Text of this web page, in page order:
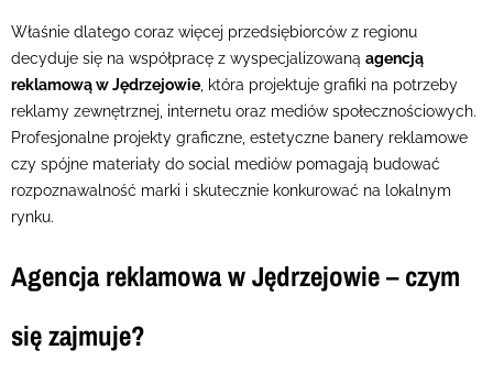
Właśnie dlatego coraz więcej przedsiębiorców z regionu
decyduje się na współpracę z wyspecjalizowaną agencją
reklamową w Jędrzejowie , która projektuje grafiki na potrzeby
reklamy zewnętrznej, internetu oraz mediów społecznościowych.
Profesjonalne projekty graficzne, estetyczne banery reklamowe
czy spójne materiały do social mediów pomagają budować
rozpoznawalność marki i skutecznie konkurować na lokalnym
rynku.
Agencja reklamowa w Jędrzejowie – czym
się zajmuje?